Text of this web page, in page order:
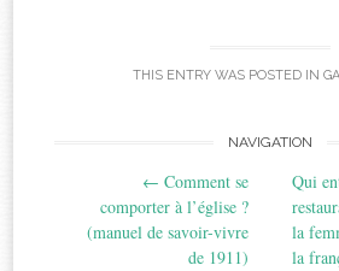
THIS ENTRY WAS POSTED IN
navigation
NAVIGATION
← Comment se
comporter à l’église ?
(manuel de savoir-vivre
de 1911)
Qui
la
la